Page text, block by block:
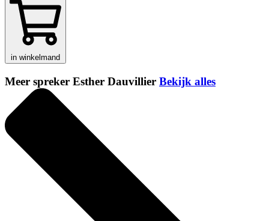
in winkelmand
Meer spreker Esther Dauvillier Bekijk alles